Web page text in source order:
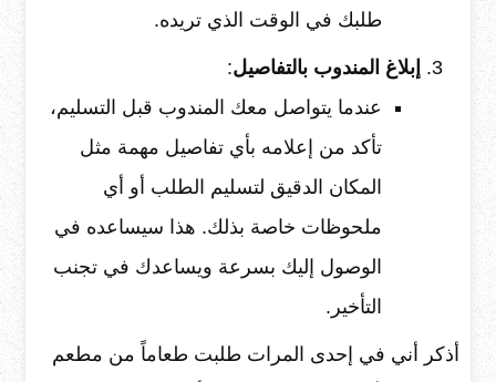
طلبك في الوقت الذي تريده.
إبلاغ المندوب بالتفاصيل:
عندما يتواصل معك المندوب قبل التسليم،
تأكد من إعلامه بأي تفاصيل مهمة مثل
المكان الدقيق لتسليم الطلب أو أي
ملحوظات خاصة بذلك. هذا سيساعده في
الوصول إليك بسرعة ويساعدك في تجنب
التأخير.
أذكر أني في إحدى المرات طلبت طعاماً من مطعم